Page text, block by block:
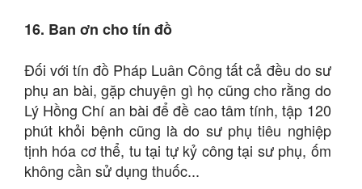
16. Ban ơn cho tín đồ
Đối với tín đồ Pháp Luân Công tất cả đều do sư
phụ an bài, gặp chuyện gì họ cũng cho rằng do
Lý Hồng Chí an bài để đề cao tâm tính, tập 120
phút khỏi bệnh cũng là do sư phụ tiêu nghiệp
tịnh hóa cơ thể, tu tại tự kỷ công tại sư phụ, ốm
không cần sử dụng thuốc...